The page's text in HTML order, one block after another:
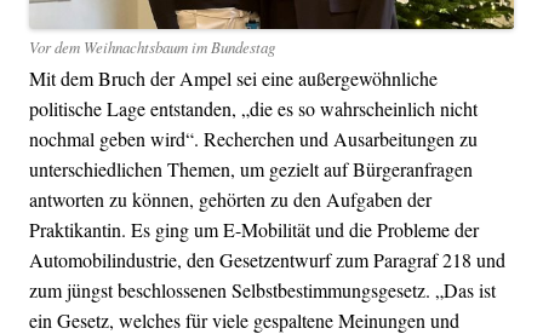
Vor dem Weihnachtsbaum im Bundestag
Mit dem Bruch der Ampel sei eine außergewöhnliche
politische Lage entstanden, „die es so wahrscheinlich nicht
nochmal geben wird“. Recherchen und Ausarbeitungen zu
unterschiedlichen Themen, um gezielt auf Bürgeranfragen
antworten zu können, gehörten zu den Aufgaben der
Praktikantin. Es ging um E-Mobilität und die Probleme der
Automobilindustrie, den Gesetzentwurf zum Paragraf 218 und
zum jüngst beschlossenen Selbstbestimmungsgesetz. „Das ist
ein Gesetz, welches für viele gespaltene Meinungen und